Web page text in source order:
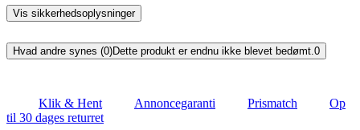
Vis sikkerhedsoplysninger
Hvad andre synes (0)Dette produkt er endnu ikke blevet bedømt. 0
Klik & Hent Annoncegaranti Prismatch
Op
til 30 dages returret